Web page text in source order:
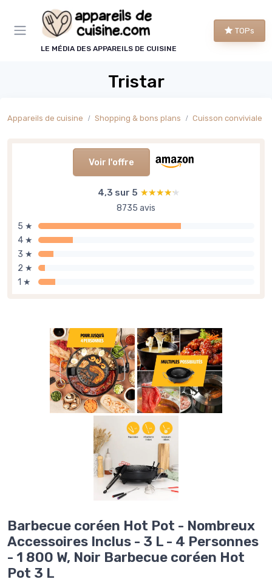
LE MÉDIA DES APPAREILS DE CUISINE
TOPs
Tristar
Appareils de cuisine Shopping & bons plans Cuisson conviviale
Voir l'offre
4,3 sur 5 ★★★★★
★★★★★
8735 avis
5 ★
4 ★
3 ★
2 ★
1 ★
Barbecue coréen Hot Pot - Nombreux
Accessoires Inclus - 3 L - 4 Personnes
- 1 800 W, Noir Barbecue coréen Hot
Pot 3 L
Panneau de gestion des cookies